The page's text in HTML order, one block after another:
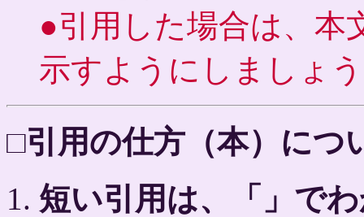
●引用した場合は、本
示すようにしましょ
□引用の仕方（本）につ
短い引用は、「」で